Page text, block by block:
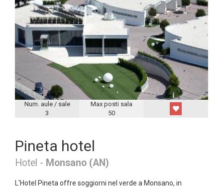
Num. aule / sale
3
Max posti sala
50
Pineta hotel
Hotel - Monsano (AN)
L'Hotel Pineta offre soggiorni nel verde a Monsano, in